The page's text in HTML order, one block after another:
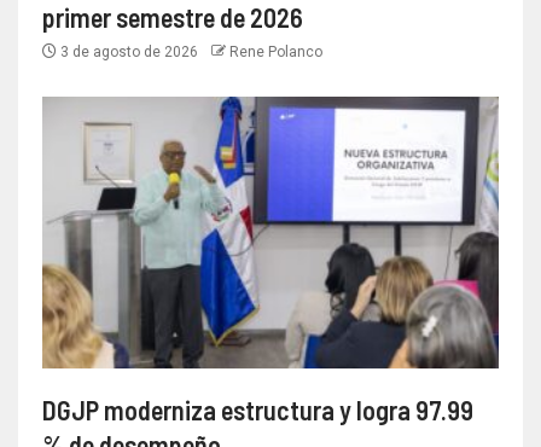
primer semestre de 2026
3 de agosto de 2026 Rene Polanco
DGJP moderniza estructura y logra 97.99